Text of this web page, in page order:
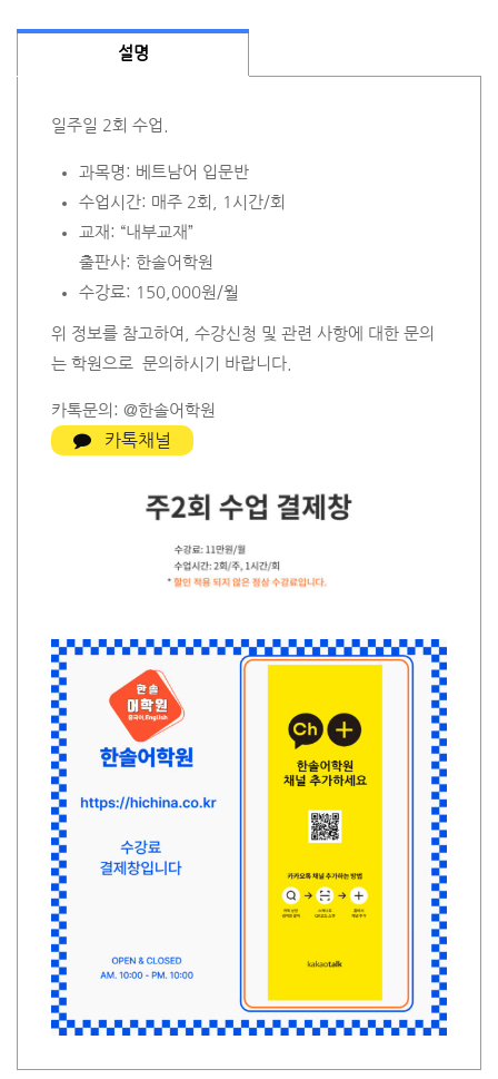
설명
일주일 2회 수업.
과목명: 베트남어 입문반
수업시간: 매주 2회, 1시간/회
교재: “내부교재”
출판사: 한솔어학원
수강료: 150,000원/월
위 정보를 참고하여, 수강신청 및 관련 사항에 대한 문의
는 학원으로 문의하시기 바랍니다.
카톡문의: @한솔어학원
카톡채널